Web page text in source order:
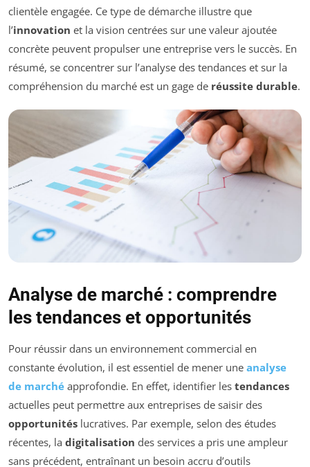
clientèle engagée. Ce type de démarche illustre que
l’innovation et la vision centrées sur une valeur ajoutée
concrète peuvent propulser une entreprise vers le succès. En
résumé, se concentrer sur l’analyse des tendances et sur la
compréhension du marché est un gage de réussite durable.
Analyse de marché : comprendre
les tendances et opportunités
Pour réussir dans un environnement commercial en
constante évolution, il est essentiel de mener une analyse
de marché approfondie. En effet, identifier les tendances
actuelles peut permettre aux entreprises de saisir des
opportunités lucratives. Par exemple, selon des études
récentes, la digitalisation des services a pris une ampleur
sans précédent, entraînant un besoin accru d’outils